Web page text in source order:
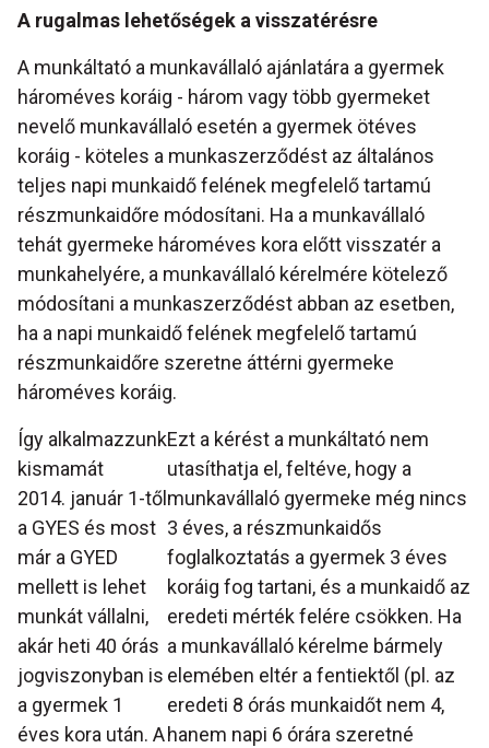
A rugalmas lehetőségek a visszatérésre
A munkáltató a munkavállaló ajánlatára a gyermek
hároméves koráig - három vagy több gyermeket
nevelő munkavállaló esetén a gyermek ötéves
koráig - köteles a munkaszerződést az általános
teljes napi munkaidő felének megfelelő tartamú
részmunkaidőre módosítani. Ha a munkavállaló
tehát gyermeke hároméves kora előtt visszatér a
munkahelyére, a munkavállaló kérelmére kötelező
módosítani a munkaszerződést abban az esetben,
ha a napi munkaidő felének megfelelő tartamú
részmunkaidőre szeretne áttérni gyermeke
hároméves koráig.
Így alkalmazzunk
kismamát
2014. január 1-től
a GYES és most
már a GYED
mellett is lehet
munkát vállalni,
akár heti 40 órás
jogviszonyban is
a gyermek 1
éves kora után. A
Ezt a kérést a munkáltató nem
utasíthatja el, feltéve, hogy a
munkavállaló gyermeke még nincs
3 éves, a részmunkaidős
foglalkoztatás a gyermek 3 éves
koráig fog tartani, és a munkaidő az
eredeti mérték felére csökken. Ha
a munkavállaló kérelme bármely
elemében eltér a fentiektől (pl. az
eredeti 8 órás munkaidőt nem 4,
hanem napi 6 órára szeretné